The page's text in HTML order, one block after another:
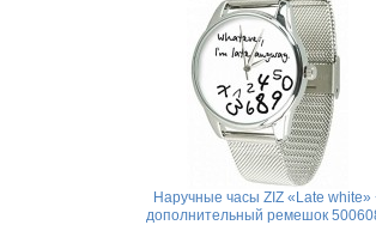
Наручные часы ZIZ «Late white»
дополнительный ремешок